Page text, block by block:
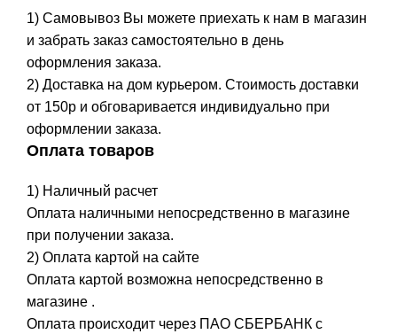
1) Самовывоз Вы можете приехать к нам в магазин
и забрать заказ самостоятельно в день
оформления заказа.
2) Доставка на дом курьером. Стоимость доставки
от 150р и обговаривается индивидуально при
оформлении заказа.
Оплата товаров
1) Наличный расчет
Оплата наличными непосредственно в магазине
при получении заказа.
2) Оплата картой на сайте
Оплата картой возможна непосредственно в
магазине .
Оплата происходит через ПАО СБЕРБАНК с